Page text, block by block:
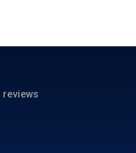
reviews